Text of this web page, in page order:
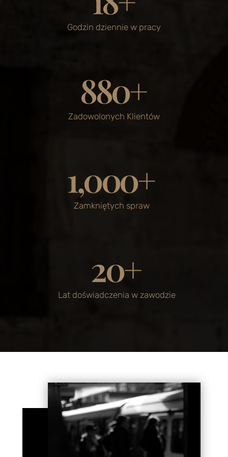
Godzin dziennie w pracy
880+
Zadowolonych Klientów
1,000+
Zamkniętych spraw
20+
Lat doświadczenia w zawodzie